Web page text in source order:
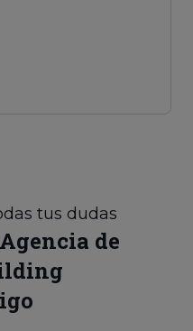
tus dudas
de